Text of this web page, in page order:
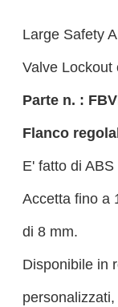
Large Safety
Valve Lockout
Parte n. :
Flanco
E' fatto di
Accetta fino a
di 8 mm.
Disponibile in